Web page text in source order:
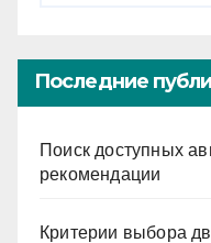
Последние
Поиск доступных
рекомендации
Критерии выбора